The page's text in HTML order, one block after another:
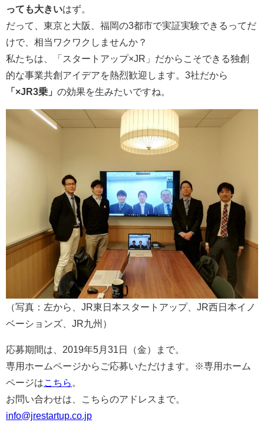
っても大きいはず。
だって、東京と大阪、福岡の3都市で実証実験できるってだ
けで、相当ワクワクしませんか？
私たちは、「スタートアップ×JR」だからこそできる独創
的な事業共創アイデアを熱烈歓迎します。3社だから
「×JR3乗」 の効果を生みたいですね。
（写真：左から、JR東日本スタートアップ、JR西日本イノ
ベーションズ、JR九州）
応募期間は、2019年5月31日（金）まで。
専用ホームページからご応募いただけます。※専用ホーム
ページはこちら 。
お問い合わせは、こちらのアドレスまで。
info@jrestartup.co.jp